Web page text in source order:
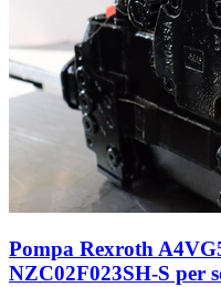
Pompa Rexroth
NZC02F023SH-S per